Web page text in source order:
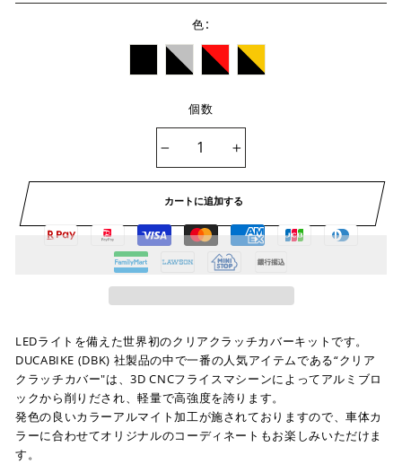
色:
個数
カートに追加する
LEDライトを備えた世界初のクリアクラッチカバーキットです。
DUCABIKE (DBK) 社製品の中で一番の人気アイテムである“クリア
クラッチカバー"は、3D CNCフライスマシーンによってアルミブロ
ックから削りだされ、軽量で高強度を誇ります。
発色の良いカラーアルマイト加工が施されておりますので、車体カ
ラーに合わせてオリジナルのコーディネートもお楽しみいただけま
す。